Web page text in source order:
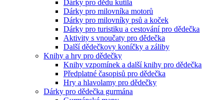
Dárky pro dědu kutila
Dárky pro milovníka motorů
Dárky pro milovníky psů a koček
Dárky pro turistiku a cestování pro dědečka
Aktivity s vnoučaty pro dědečka
Další dědečkovy koníčky a záliby
Knihy a hry pro dědečky
Knihy vzpomínek a další knihy pro dědečka
Předplatné časopisů pro dědečka
Hry a hlavolamy pro dědečky
Dárky pro dědečka gurmána